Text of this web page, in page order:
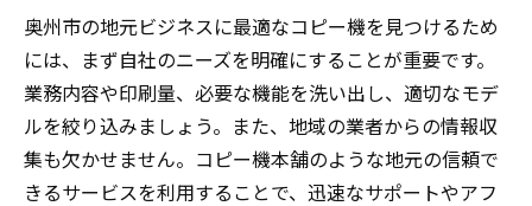
奥州市の地元ビジネスに最適なコピー機を見つけるため
には、まず自社のニーズを明確にすることが重要です。
業務内容や印刷量、必要な機能を洗い出し、適切なモデ
ルを絞り込みましょう。また、地域の業者からの情報収
集も欠かせません。コピー機本舗のような地元の信頼で
きるサービスを利用することで、迅速なサポートやアフ